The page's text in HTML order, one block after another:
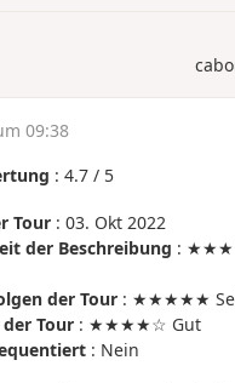
09:38
: 4.7 / 5
Tour : 03. Okt 2022
der Beschreibung :
der Tour : ★★★★★
Tour : ★★★★☆ Gut
: Nein